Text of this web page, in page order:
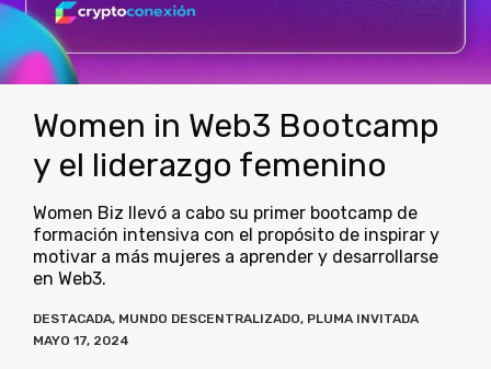
Women in Web3 Bootcamp
y el liderazgo femenino
Women Biz llevó a cabo su primer bootcamp de
formación intensiva con el propósito de inspirar y
motivar a más mujeres a aprender y desarrollarse
en Web3.
DESTACADA, MUNDO DESCENTRALIZADO, PLUMA INVITADA
MAYO 17, 2024